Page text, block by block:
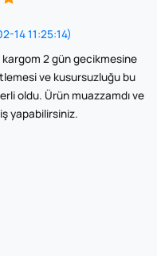
14 11:25:14)
2 gün gecikmesine
ve kusursuzluğu bu
oldu. Ürün muazzamdı ve
yapabilirsiniz.